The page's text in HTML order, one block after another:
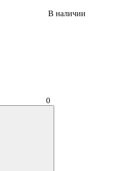
В наличии
0